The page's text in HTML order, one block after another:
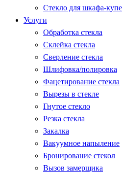
Стекло для шкафа-купе
Услуги
Обработка стекла
Склейка стекла
Сверление стекла
Шлифовка/полировка
Фацетирование стекла
Вырезы в стекле
Гнутое стекло
Резка стекла
Закалка
Вакуумное напыление
Бронирование стекол
Вызов замерщика